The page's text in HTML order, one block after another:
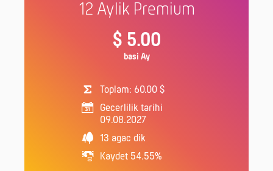
12 Aylik Premium
$ 5.00
basi Ay
Toplam: 60.00 $
Gecerlilik tarihi
09.08.2027
13 agac dik
Kaydet 54.55%